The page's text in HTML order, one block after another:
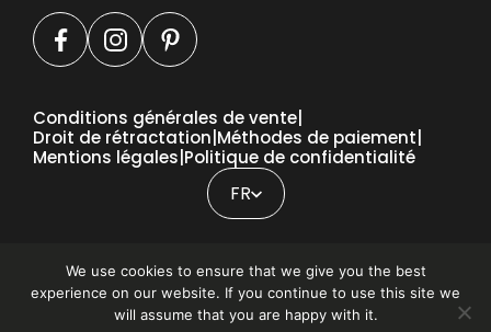
Homestorys Shop Service Showroom
Conditions générales de vente
Droit de rétractation Méthodes de paiement
Mentions légales Politique de confidentialité
FR
DE
EN
We use cookies to ensure that we give you the best
experience on our website. If you continue to use this site we
will assume that you are happy with it.